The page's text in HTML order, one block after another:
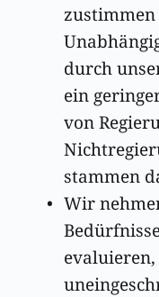
zustimmen
durch
ein
von
stammen
Wir